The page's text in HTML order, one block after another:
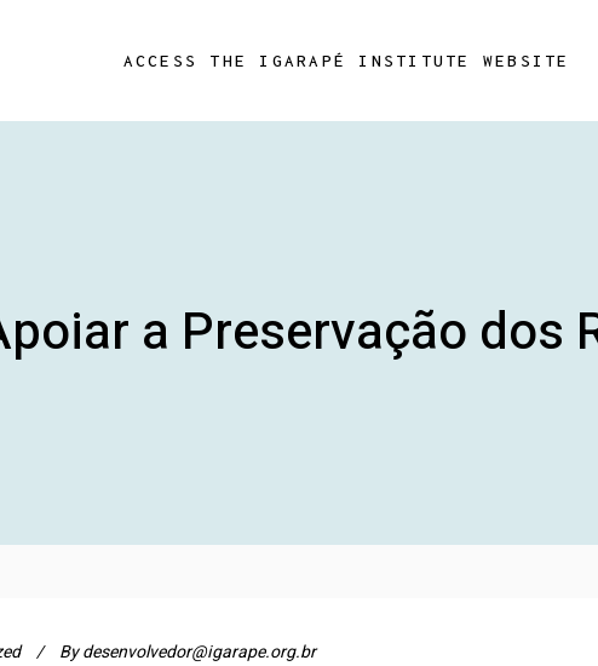
ACCESS THE IGARAPÉ INSTITUTE WEBSITE
a Preservação dos
Bydesenvolvedor@igarape.org.br